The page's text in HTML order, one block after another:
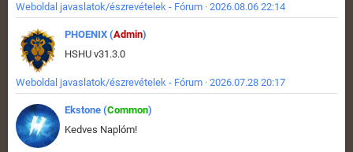
Weboldal javaslatok/észrevételek - Fórum · 2026.08.06 22:14
PHOENIX (Admin)
HSHU v31.3.0
Weboldal javaslatok/észrevételek - Fórum · 2026.07.28 20:17
Ekstone (Common)
Kedves Naplóm!